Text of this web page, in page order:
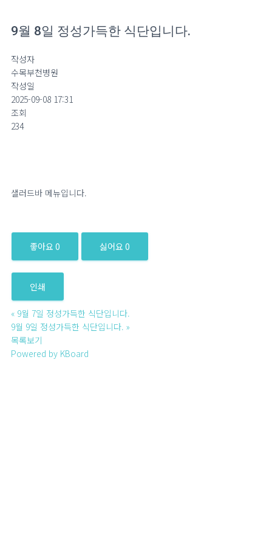
9월 8일 정성가득한 식단입니다.
작성자
수목부천병원
작성일
2025-09-08 17:31
조회
234
샐러드바 메뉴입니다.
좋아요 0 싫어요 0
인쇄
« 9월 7일 정성가득한 식단입니다.
9월 9일 정성가득한 식단입니다. »
목록보기
Powered by KBoard